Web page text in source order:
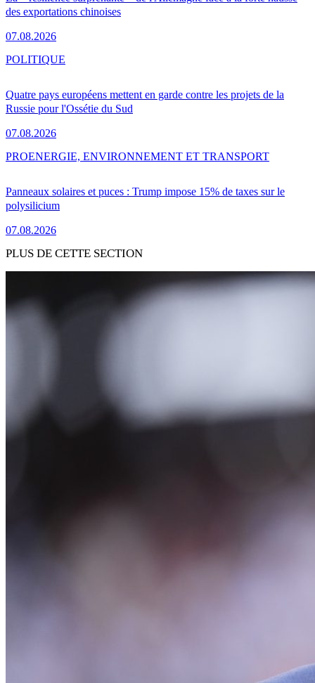
des exportations chinoises
07.08.2026
Quatre pays européens mettent en garde contre les projets de la
Russie pour l'Ossétie du Sud
07.08.2026
POLITIQUE
Panneaux solaires et puces : Trump impose 15% de taxes sur le
polysilicium
07.08.2026
PROENERGIE, ENVIRONNEMENT ET TRANSPORT
PLUS DE CETTE SECTION